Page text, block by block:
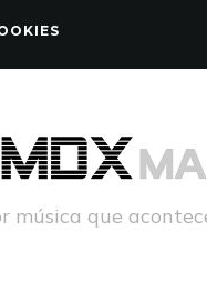
música que